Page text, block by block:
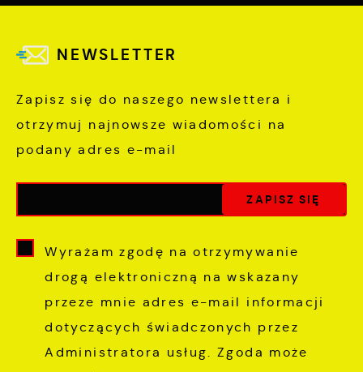
NEWSLETTER
Zapisz się do naszego newslettera i
otrzymuj najnowsze wiadomości na
podany adres e-mail
Wyrażam zgodę na otrzymywanie
drogą elektroniczną na wskazany
przeze mnie adres e-mail informacji
dotyczących świadczonych przez
Administratora usług. Zgoda może